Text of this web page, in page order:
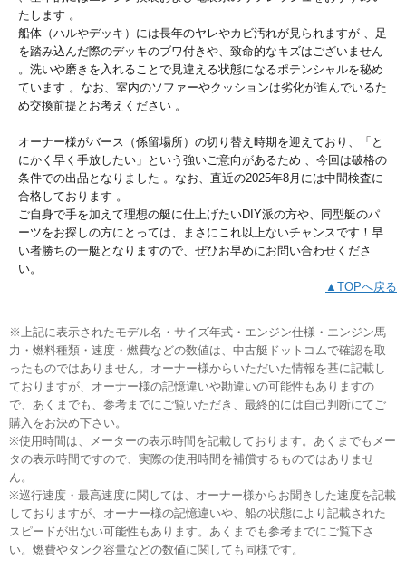
たします 。
船体（ハルやデッキ）には長年のヤレやカビ汚れが見られますが 、足
を踏み込んだ際のデッキのブワ付きや、致命的なキズはございません
。洗いや磨きを入れることで見違える状態になるポテンシャルを秘め
ています 。なお、室内のソファーやクッションは劣化が進んでいるた
め交換前提とお考えください 。
オーナー様がバース（係留場所）の切り替え時期を迎えており、「と
にかく早く手放したい」という強いご意向があるため 、今回は破格の
条件での出品となりました 。なお、直近の2025年8月には中間検査に
合格しております 。
ご自身で手を加えて理想の艇に仕上げたいDIY派の方や、同型艇のパ
ーツをお探しの方にとっては、まさにこれ以上ないチャンスです！早
い者勝ちの一艇となりますので、ぜひお早めにお問い合わせくださ
い。
▲TOPへ戻る
※上記に表示されたモデル名・サイズ年式・エンジン仕様・エンジン馬
力・燃料種類・速度・燃費などの数値は、中古艇ドットコムで確認を取
ったものではありません。オーナー様からいただいた情報を基に記載し
ておりますが、オーナー様の記憶違いや勘違いの可能性もありますの
で、あくまでも、参考までにご覧いただき、最終的には自己判断にてご
購入をお決め下さい。
※使用時間は、メーターの表示時間を記載しております。あくまでもメー
タの表示時間ですので、実際の使用時間を補償するものではありませ
ん。
※巡行速度・最高速度に関しては、オーナー様からお聞きした速度を記載
しておりますが、オーナー様の記憶違いや、船の状態により記載された
スピードが出ない可能性もあります。あくまでも参考までにご覧下さ
い。燃費やタンク容量などの数値に関しても同様です。